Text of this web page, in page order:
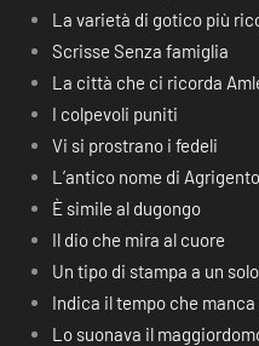
La varietà di gotico più
Scrisse Senza famiglia
La città che ci ricorda
I colpevoli puniti
Vi si prostrano i fedeli
L’antico nome di Agrigento
È simile al dugongo
Il dio che mira al cuore
Un tipo di stampa a un
Indica il tempo che manca
Lo suonava il